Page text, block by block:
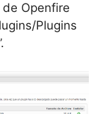
Openfire
Plugins